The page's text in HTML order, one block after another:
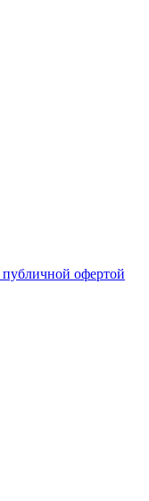
офертой